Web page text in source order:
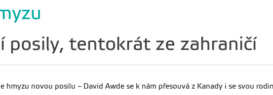
posily, tentokrát ze zahraničí
hmyzu novou posilu – David Awde se k nám přesouvá z Kanady i se svou